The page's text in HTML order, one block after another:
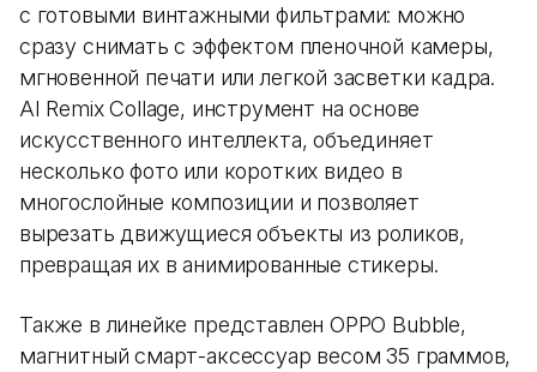
с готовыми винтажными фильтрами: можно
сразу снимать с эффектом пленочной камеры,
мгновенной печати или легкой засветки кадра.
AI Remix Collage, инструмент на основе
искусственного интеллекта, объединяет
несколько фото или коротких видео в
многослойные композиции и позволяет
вырезать движущиеся объекты из роликов,
превращая их в анимированные стикеры.
Также в линейке представлен OPPO Bubble,
магнитный смарт-аксессуар весом 35 граммов,